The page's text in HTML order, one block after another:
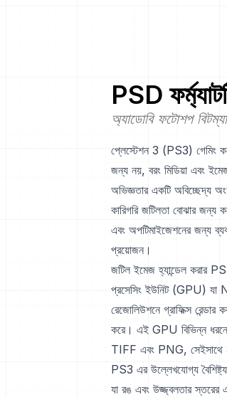
PSD
অ্যাডোবি ফটোশপ
প্লেস্টেশন 3 (PS3) গেমিং
জন্য নয়, বরং মিডিয়া এবং
অভিজ্ঞতার একটি অবিচ্ছেদ্য
কারিগরি জটিলতা বোঝার জন্য
এবং অপটিমাইজেশনের জন্য
প্রয়োজন।
জটিল ইমেজ হ্যান্ডেল করার
প্রসেসিং ইউনিট (GPU) যা
রেজোলিউশনে গ্রাফিক্স রেন্ডার
করে। এই GPU বিভিন্ন
TIFF এবং PNG, সেইসাথে
PS3 এর উল্লেখযোগ্য
যা রঙ এবং উজ্জ্বলতার